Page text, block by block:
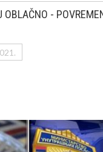
OBLAČNO -